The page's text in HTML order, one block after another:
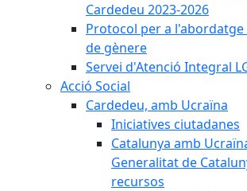
Cardedeu 2023-2026
Protocol per a l'abordatge
de gènere
Servei d'Atenció Integral
Acció Social
Cardedeu, amb Ucraïna
Iniciatives ciutadanes
Catalunya amb
Generalitat de
recursos